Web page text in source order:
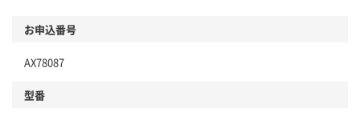
お申込番号
AX78087
型番